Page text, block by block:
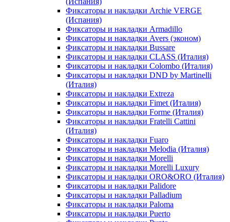
Фиксаторы и накладки Archie VERGE
(Испания)
Фиксаторы и накладки Armadillo
Фиксаторы и накладки Avers (эконом)
Фиксаторы и накладки Bussare
Фиксаторы и накладки CLASS (Италия)
Фиксаторы и накладки Colombo (Италия)
Фиксаторы и накладки DND by Martinelli
(Италия)
Фиксаторы и накладки Extreza
Фиксаторы и накладки Fimet (Италия)
Фиксаторы и накладки Forme (Италия)
Фиксаторы и накладки Fratelli Cattini
(Италия)
Фиксаторы и накладки Fuaro
Фиксаторы и накладки Melodia (Италия)
Фиксаторы и накладки Morelli
Фиксаторы и накладки Morelli Luxury
Фиксаторы и накладки ORO&ORO (Италия)
Фиксаторы и накладки Palidore
Фиксаторы и накладки Palladium
Фиксаторы и накладки Paloma
Фиксаторы и накладки Puerto